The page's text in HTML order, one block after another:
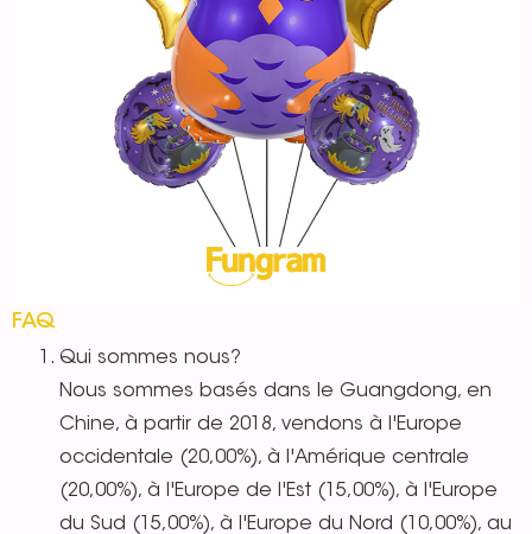
FAQ
Qui sommes nous?
Nous sommes basés dans le Guangdong, en
Chine, à partir de 2018, vendons à l'Europe
occidentale (20,00%), à l'Amérique centrale
(20,00%), à l'Europe de l'Est (15,00%), à l'Europe
du Sud (15,00%), à l'Europe du Nord (10,00%), au